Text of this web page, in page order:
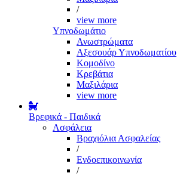
/
view more
Υπνοδωμάτιο
Ανωστρώματα
Αξεσουάρ Υπνοδωματίου
Κομοδίνο
Κρεβάτια
Μαξιλάρια
view more
Βρεφικά - Παιδικά
Ασφάλεια
Βραχιόλια Ασφαλείας
/
Ενδοεπικοινωνία
/